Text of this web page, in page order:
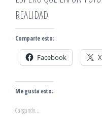
REALIDAD
Comparte esto:
Facebook X
Me gusta esto:
Cargando...